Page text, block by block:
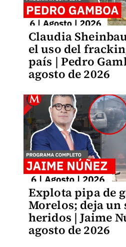
Claudia
el uso del
país | Pedro
agosto de 2026
Explota pipa de
Morelos; deja un
heridos | Jaime
agosto de 2026